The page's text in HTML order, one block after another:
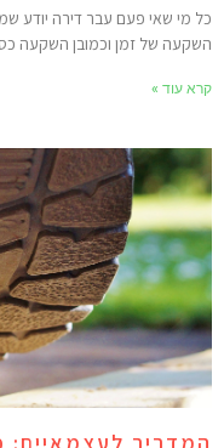
מי שאי פעם עבר דירה יודע
של זמן וכמובן השקעה
עוד »